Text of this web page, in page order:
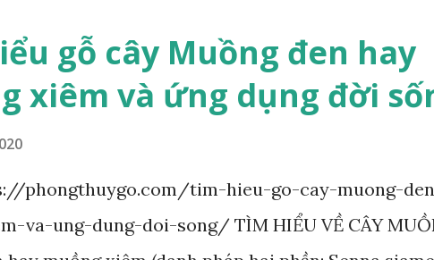
gỗ cây Muồng đen hay
xiêm và ứng dụng đời
phongthuygo.com/tim-hieu-go-cay-muong-
va-ung-dung-doi-song/ TÌM HIỂU VỀ CÂY